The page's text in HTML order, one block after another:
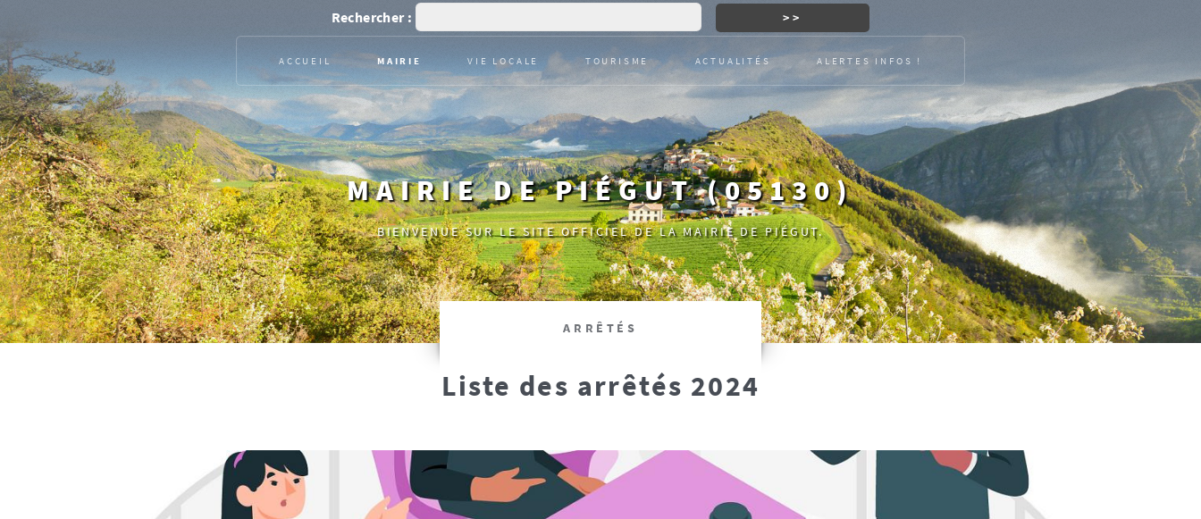
Rechercher :
MAIRIE DE PIÉGUT (05130)
BIENVENUE SUR LE SITE OFFICIEL DE LA MAIRIE DE PIÉGUT.
ACCUEIL MAIRIE VIE LOCALE TOURISME ACTUALITÉS ALERTES INFOS !
ARRÊTÉS
Liste des arrêtés 2024